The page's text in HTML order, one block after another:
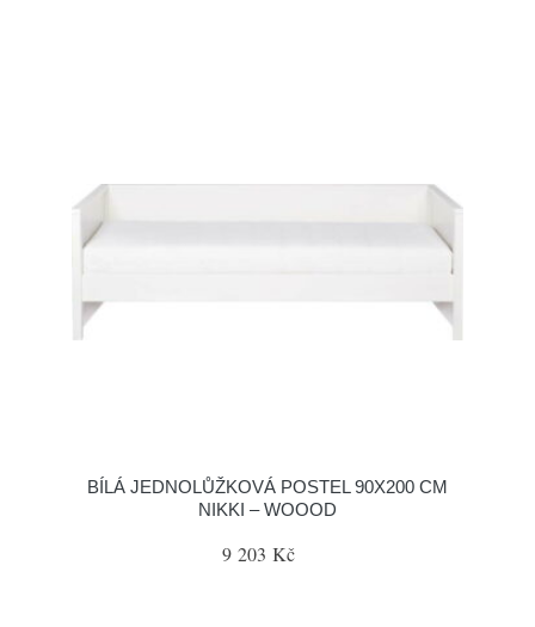
BÍLÁ JEDNOLŮŽKOVÁ POSTEL 90X200 CM
NIKKI – WOOOD
9 203 Kč